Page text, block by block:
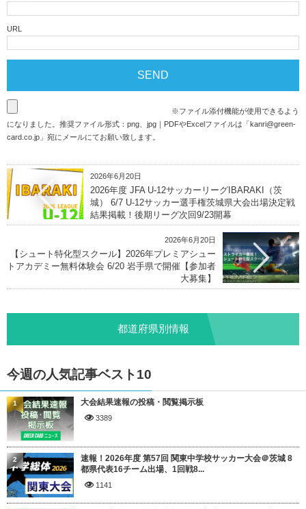
URL
※ファイル添付機能が使用できるよう
になりました。推奨ファイル形式：png、jpg｜PDFやExcelファイルは「kanri@green-
card.co.jp 」宛にメールにてお願い致します。
2026年6月20日
2026年度 JFA U-12サッカーリーグIBARAKI（茨
城） 6/7 U-12サッカー選手権茨城県大会出場決定戦
結果掲載！後期リーグ次回9/23開幕
2026年6月20日
【シュート特化型スクール】2026年プレミアシュー
トアカデミー無料体験会 6/20 岩手県で開催【参加者
大募集】
都道府県別情報
今週の人気記事ベスト10
大会結果速報の投稿・閲覧掲示板
3389
1
速報！2026年度 第57回 関東中学校サッカー大会＠茨城 8
都県代表16チーム出場、1回戦8...
1141
2